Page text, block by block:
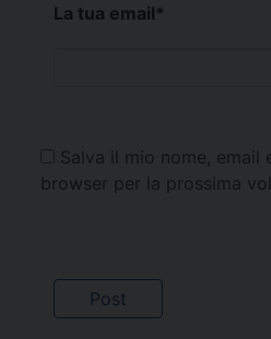
La tua email*
Salva il mio nome, email
browser per la prossima